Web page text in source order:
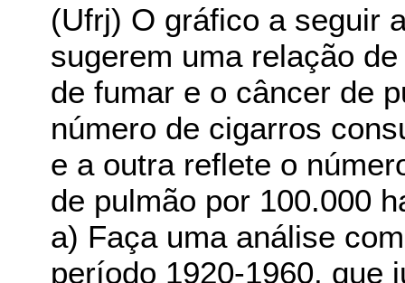
(Ufrj) O gráfico a seguir
sugerem uma relação
de fumar e o câncer de
número de cigarros
e a outra reflete o
de pulmão por 100.000
a) Faça uma análise
período 1920-1960, que